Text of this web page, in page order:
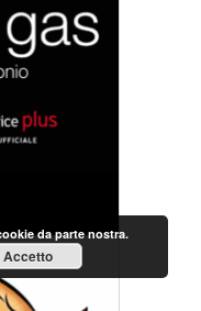
da parte nostra.
Accetto